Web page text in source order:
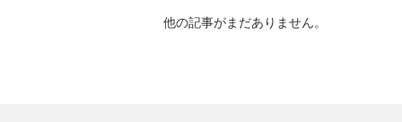
他の記事がまだありません。